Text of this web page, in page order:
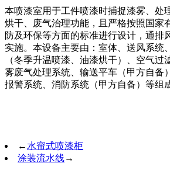
本喷漆室用于工件喷漆时捕捉漆雾、处
烘干、废气治理功能，且严格按照国家
防及环保等方面的标准进行设计，通排
实施。本设备主要由：室体、送风系统
（冬季升温喷漆、油漆烘干）、空气过
雾废气处理系统、输送平车（甲方自备
报警系统、消防系统（甲方自备）等组
← 水帘式喷漆柜
涂装流水线→